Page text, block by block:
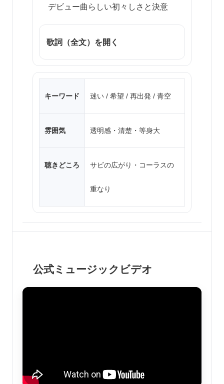
デビュー曲らしい初々しさと決意
歌詞（全文）を開く
キーワード 迷い / 希望 / 再出発 / 青空
雰囲気 透明感・清楚・等身大
聴きどころ サビの広がり・コーラスの
重なり
公式ミュージックビデオ